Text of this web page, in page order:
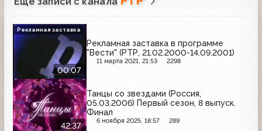
00:07
Рекламная заставка в программе
"Вести" (РТР, 21.02.2000-14.09.2001)
11 марта 2021, 21:53 2298
Рекламная заставка
42:37
Танцы со звездами (Россия,
05.03.2006) Первый сезон, 8 выпуск.
Финал
6 ноября 2025, 18:57 289